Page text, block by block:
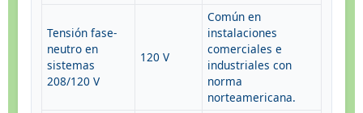
Tensión fase-
neutro en
sistemas
208/120 V
120 V
Común en
instalaciones
comerciales e
industriales con
norma
norteamericana.